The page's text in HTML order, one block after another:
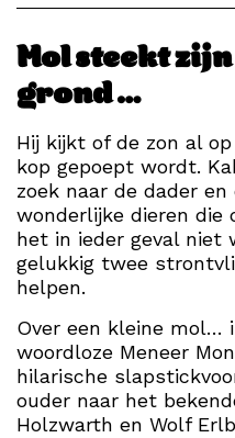
Mol steekt
grond …
Hij kijkt of de zon al
kop gepoept wordt.
zoek naar de dader
wonderlijke dieren die
het in ieder geval niet
gelukkig twee
helpen.
Over een kleine mol…
woordloze Meneer
hilarische
ouder naar het
Holzwarth en Wolf